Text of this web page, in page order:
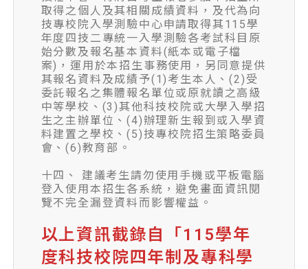
取得之個人及其相關成績資料，及代為向
技專校院入學測驗中心申請取得其115學
年度四技二專統一入學測驗各考試科目原
始分數及報名基本資料(紙本或電子檔
案)，運用於本招生事務使用，另同意提供
其報名資料及成績予(1)考生本人、(2)受
委託報名之集體報名單位或原就讀之高級
中等學校、(3)其他科技校院或大學入學招
生之主辦單位、(4)辦理新生報到或入學資
料建置之學校、(5)技專校院招生策略委員
會、(6)教育部。
十四、 建議考生請勿使用手機或平板電腦
登入使用本招生各系統，避免畫面資訊閱
覽不完全漏登資料而影響權益。
以上資訊截錄自「115學年
度科技校院四年制及專科學